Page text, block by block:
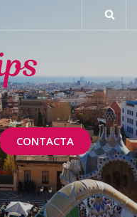
CONTACTA